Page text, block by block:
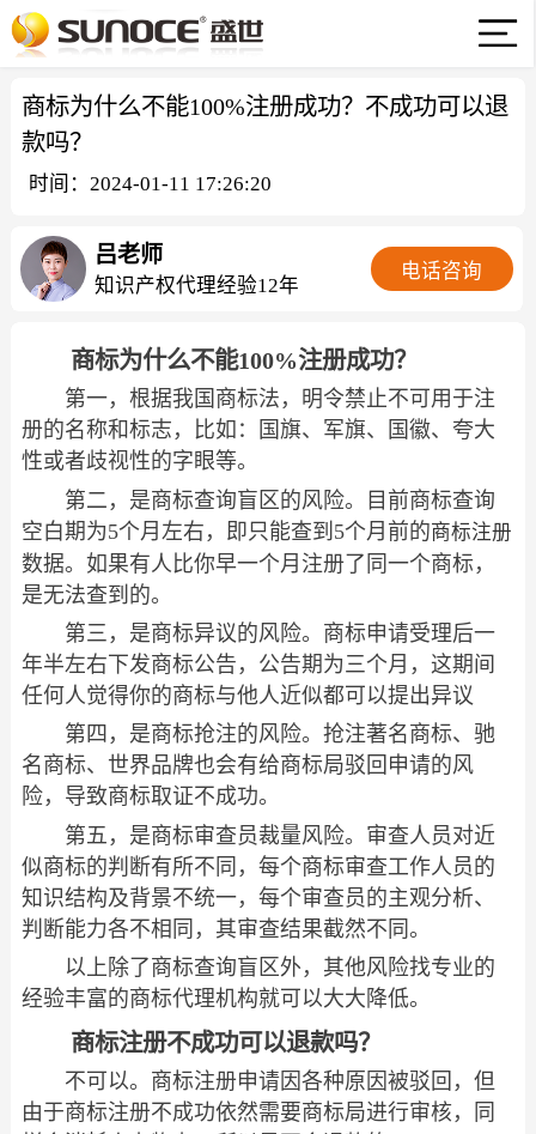
商标为什么不能100%注册成功？不成功可以退
款吗？
时间：2024-01-11 17:26:20
吕老师
知识产权代理经验12年
电话咨询
商标为什么不能100%注册成功？
第一，根据我国商标法，明令禁止不可用于注
册的名称和标志，比如：国旗、军旗、国徽、夸大
性或者歧视性的字眼等。
第二，是商标查询盲区的风险。目前商标查询
空白期为5个月左右，即只能查到5个月前的商标注册
数据。如果有人比你早一个月注册了同一个商标，
是无法查到的。
第三，是商标异议的风险。商标申请受理后一
年半左右下发商标公告，公告期为三个月，这期间
任何人觉得你的商标与他人近似都可以提出异议
第四，是商标抢注的风险。抢注著名商标、驰
名商标、世界品牌也会有给商标局驳回申请的风
险，导致商标取证不成功。
第五，是商标审查员裁量风险。审查人员对近
似商标的判断有所不同，每个商标审查工作人员的
知识结构及背景不统一，每个审查员的主观分析、
判断能力各不相同，其审查结果截然不同。
以上除了商标查询盲区外，其他风险找专业的
经验丰富的商标代理机构就可以大大降低。
商标注册不成功可以退款吗？
不可以。商标注册申请因各种原因被驳回，但
由于商标注册不成功依然需要商标局进行审核，同